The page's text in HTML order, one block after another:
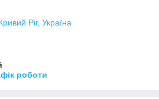
Ріг, Україна
роботи